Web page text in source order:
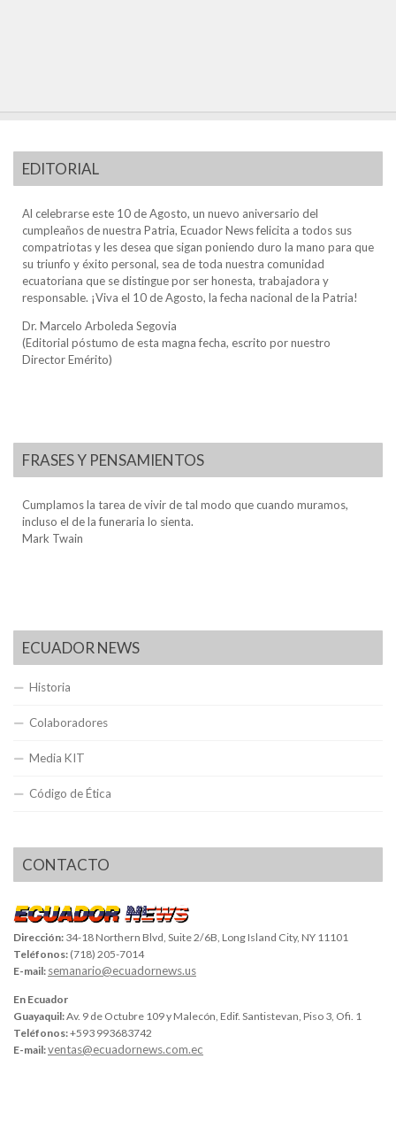
EDITORIAL
Al celebrarse este 10 de Agosto, un nuevo aniversario del
cumpleaños de nuestra Patria, Ecuador News felicita a todos sus
compatriotas y les desea que sigan poniendo duro la mano para que
su triunfo y éxito personal, sea de toda nuestra comunidad
ecuatoriana que se distingue por ser honesta, trabajadora y
responsable. ¡Viva el 10 de Agosto, la fecha nacional de la Patria!
Dr. Marcelo Arboleda Segovia
(Editorial póstumo de esta magna fecha, escrito por nuestro
Director Emérito)
FRASES Y PENSAMIENTOS
Cumplamos la tarea de vivir de tal modo que cuando muramos,
incluso el de la funeraria lo sienta.
Mark Twain
ECUADOR NEWS
Historia
Colaboradores
Media KIT
Código de Ética
CONTACTO
Dirección: 34-18 Northern Blvd, Suite 2/6B, Long Island City, NY 11101
Teléfonos: (718) 205-7014
E-mail: semanario@ecuadornews.us
En Ecuador
Guayaquil:Av. 9 de Octubre 109 y Malecón, Edif. Santistevan, Piso 3, Ofi. 1
Teléfonos:+593 993683742
E-mail:ventas@ecuadornews.com.ec